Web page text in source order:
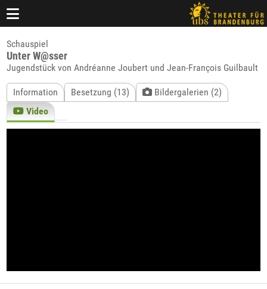
Schauspiel
Unter W@sser
Jugendstück von Andréanne Joubert und Jean-François Guilbault
Information Besetzung (13)
Bildergalerien (2)
Video